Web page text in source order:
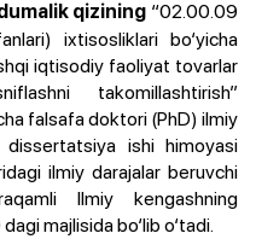
qizining “02.00.09
ixtisosliklari bo‘yicha
iqtisodiy faoliyat tovarlar
takomillashtirish”
falsafa doktori (PhD) ilmiy
ishi himoyasi
ilmiy darajalar beruvchi
Ilmiy kengashning
majlisidabo‘lib o‘tadi.